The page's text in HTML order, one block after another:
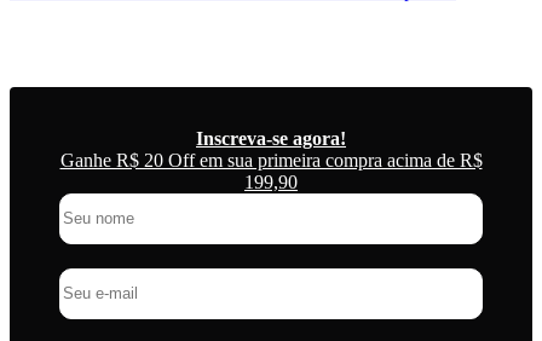
Inscreva-se agora!
Ganhe R$ 20 Off em sua primeira compra acima de R$
199,90